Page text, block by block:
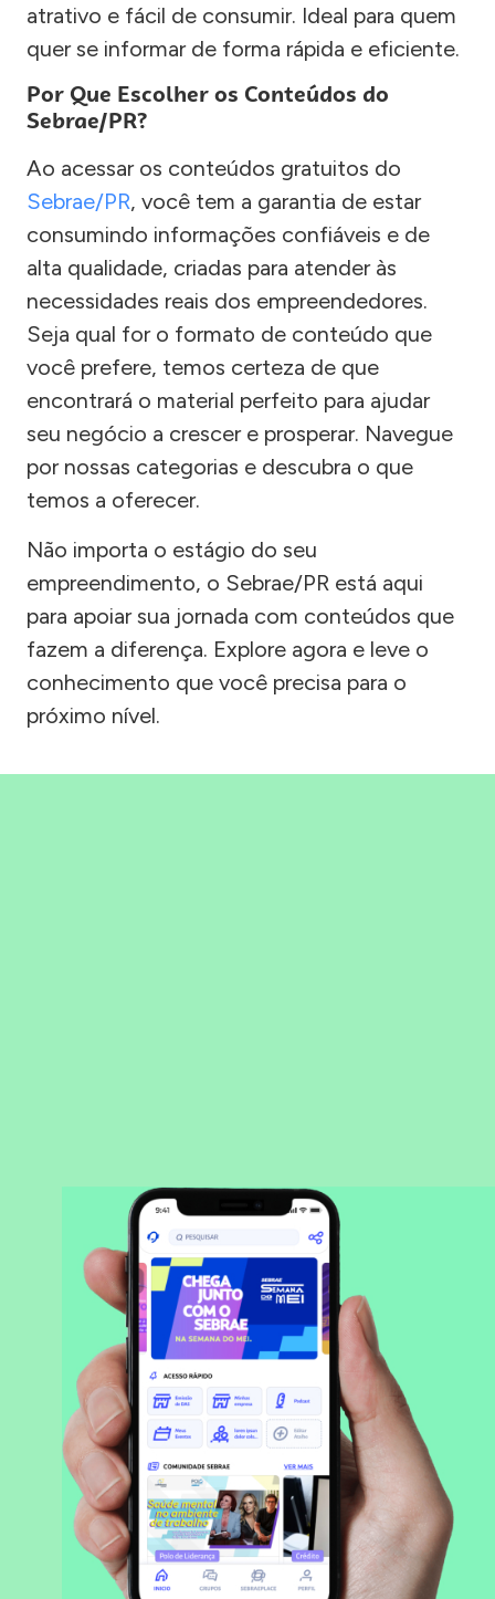
atrativo e fácil de consumir. Ideal para quem
quer se informar de forma rápida e eficiente.
Por Que Escolher os Conteúdos do
Sebrae/PR?
Ao acessar os conteúdos gratuitos do
Sebrae/PR, você tem a garantia de estar
consumindo informações confiáveis e de
alta qualidade, criadas para atender às
necessidades reais dos empreendedores.
Seja qual for o formato de conteúdo que
você prefere, temos certeza de que
encontrará o material perfeito para ajudar
seu negócio a crescer e prosperar. Navegue
por nossas categorias e descubra o que
temos a oferecer.
Não importa o estágio do seu
empreendimento, o Sebrae/PR está aqui
para apoiar sua jornada com conteúdos que
fazem a diferença. Explore agora e leve o
conhecimento que você precisa para o
próximo nível.